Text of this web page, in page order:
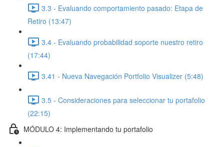
3.3 - Evaluando comportamiento pasado: Etapa de
Retiro (13:47)
3.4 - Evaluando probabilidad soporte nuestro retiro
(17:44)
3.41 - Nueva Navegación Portfolio Visualizer (5:48)
3.5 - Consideraciones para seleccionar tu portafolio
(22:15)
MÓDULO 4: Implementando tu portafolio